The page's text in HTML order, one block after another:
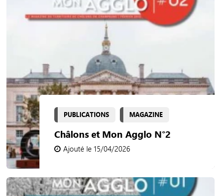
PUBLICATIONS MAGAZINE
Châlons et Mon Agglo N°2
Ajouté le 15/04/2026